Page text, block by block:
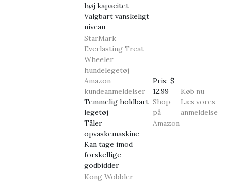
høj kapacitet
Valgbart vanskeligt
niveau
StarMark
Everlasting Treat
Wheeler
hundelegetøj
Amazon
kundeanmeldelser
Temmelig holdbart
legetøj
Tåler
opvaskemaskine
Kan tage imod
forskellige
godbidder
Pris: $
12,99
Shop
på
Amazon
Køb nu
Læs vores
anmeldelse
Kong Wobbler